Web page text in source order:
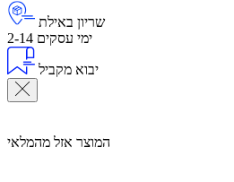
שריון באילת
2-14 ימי עסקים
יבוא מקביל
המוצר אזל מהמלאי